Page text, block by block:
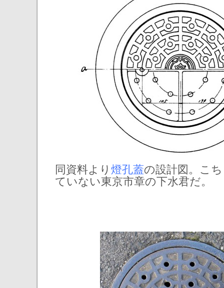
同資料より 燈孔蓋の設計図。こ
ていない東京市章の下水君だ。